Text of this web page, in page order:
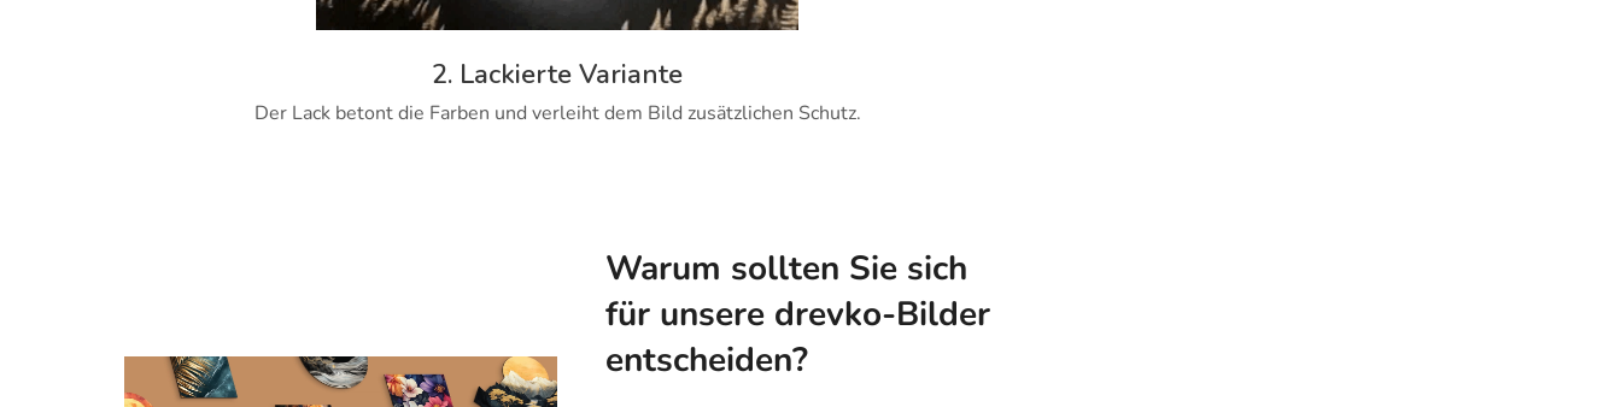
2. Lackierte Variante
Der Lack betont die Farben und verleiht dem Bild zusätzlichen Schutz.
Warum sollten Sie sich
für unsere drevko-Bilder
entscheiden?